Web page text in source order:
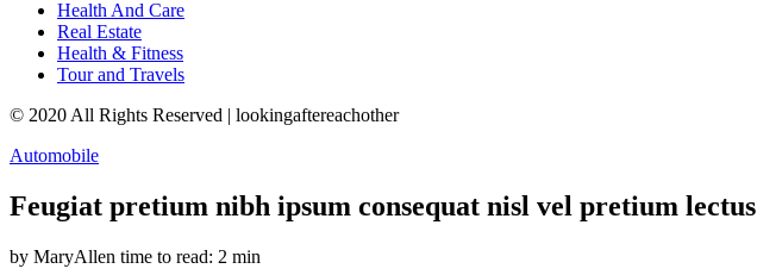
Health And Care
Real Estate
Health & Fitness
Tour and Travels
© 2020 All Rights Reserved | lookingaftereachother
Automobile
Feugiat pretium nibh ipsum consequat nisl vel pretium lectus
by MaryAllen time to read: 2 min